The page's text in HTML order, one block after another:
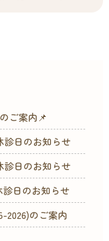
ご案内📌
診日のお知らせ
診日のお知らせ
診日のお知らせ
2026)のご案内